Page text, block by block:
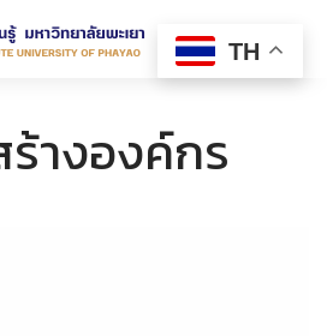
ร้างองค์กร
TH